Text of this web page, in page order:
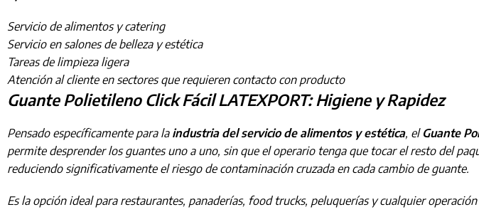
Servicio de alimentos y catering
Servicio en salones de belleza y estética
Tareas de limpieza ligera
Atención al cliente en sectores que requieren contacto con producto
Guante Polietileno Click Fácil LATEXPORT: Higiene y Rapidez
Pensado específicamente para la industria del servicio de alimentos y estética, el Guante
permite desprender los guantes uno a uno, sin que el operario tenga que tocar el resto del
reduciendo significativamente el riesgo de contaminación cruzada en cada cambio de guante.
Es la opción ideal para restaurantes, panaderías, food trucks, peluquerías y cualquier